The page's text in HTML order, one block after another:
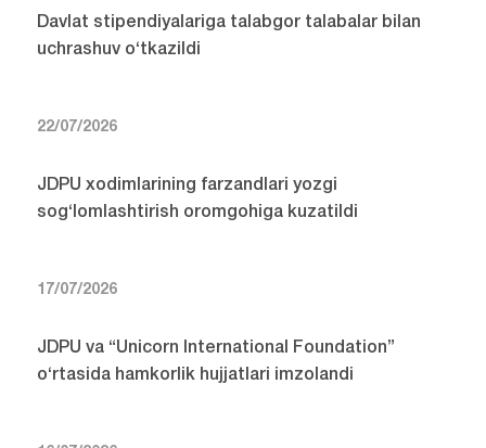
Davlat stipendiyalariga talabgor talabalar bilan
uchrashuv o‘tkazildi
22/07/2026
JDPU xodimlarining farzandlari yozgi
sog‘lomlashtirish oromgohiga kuzatildi
17/07/2026
JDPU va “Unicorn International Foundation”
o‘rtasida hamkorlik hujjatlari imzolandi